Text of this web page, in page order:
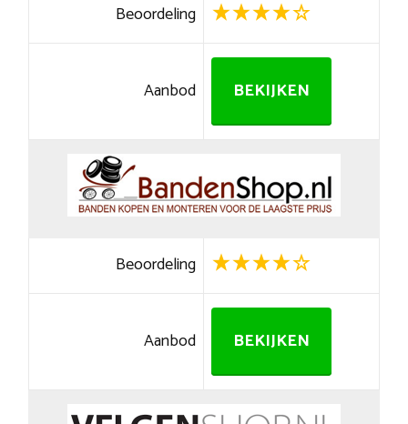
Beoordeling
Aanbod BEKIJKEN
Beoordeling
Aanbod BEKIJKEN